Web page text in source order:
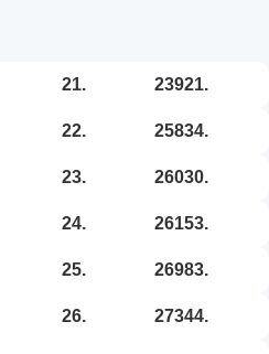
21. 23921.
22. 25834.
23. 26030.
24. 26153.
25. 26983.
26. 27344.